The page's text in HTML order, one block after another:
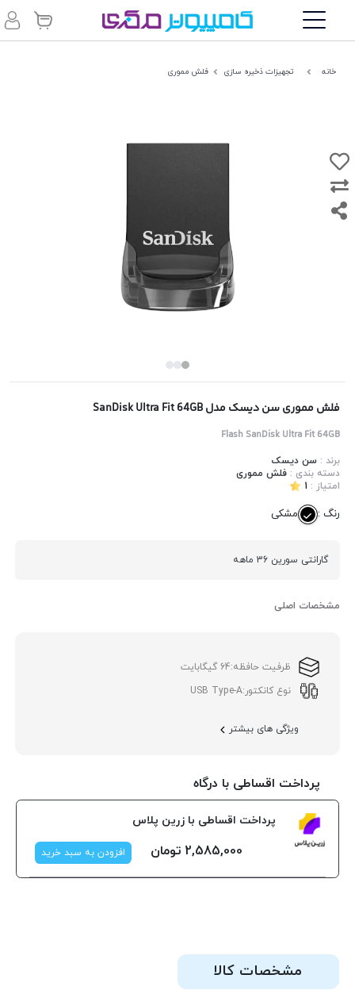
خانه تجهیزات ذخیره سازی فلش مموری
فلش مموری سن دیسک مدل SanDisk Ultra Fit 64GB
Flash SanDisk Ultra Fit 64GB
برند :سن دیسک
دسته بندی :فلش مموری
امتیاز :1
رنگ : مشکی
گارانتی سورین 36 ماهه
مشخصات اصلی
ظرفیت حافظه:64 گیگابایت
نوع کانکتور:USB Type-A
ویژگی های بیشتر
پرداخت اقساطی با درگاه
پرداخت اقساطی با زرین پلاس
2,585,000 تومان افزودن به سبد خرید
مشخصات کالا